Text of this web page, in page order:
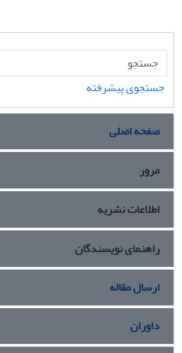
جستجوی پیشرفته
صفحه اصلی
مرور
اطلاعات نشریه
راهنمای نویسندگان
ارسال مقاله
داوران